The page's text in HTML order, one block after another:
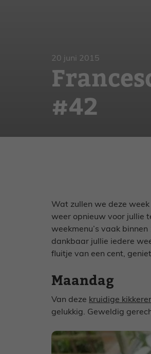
20 juni 2015
#42
Wat zullen we deze
weer opnieuw voor jullie
weekmenu’s vaak
dankbaar jullie iedere
fluitje van een cent,
Maandag
Van deze kruidige
gelukkig. Geweldig